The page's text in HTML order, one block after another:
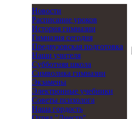
Новости
Расписание уроков
История гимназии
Гимназия сегодня
Предвузовская подготовка
Наши учителя
Субботняя школа
Символика гимназии
Экзамены
Электронные учебники
Советы психолога
Наша гордость